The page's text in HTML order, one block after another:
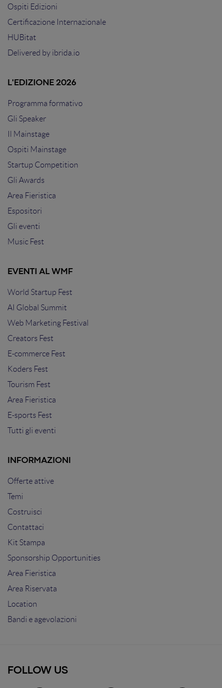
Ospiti Edizioni
Certificazione Internazionale
HUBitat
Delivered by ibrida.io
L'EDIZIONE 2026
Programma formativo
Gli Speaker
Il Mainstage
Ospiti Mainstage
Startup Competition
Gli Awards
Area Fieristica
Espositori
Gli eventi
Music Fest
EVENTI AL WMF
World Startup Fest
AI Global Summit
Web Marketing Festival
Creators Fest
E-commerce Fest
Koders Fest
Tourism Fest
Area Fieristica
E-sports Fest
Tutti gli eventi
INFORMAZIONI
Offerte attive
Temi
Costruisci
Contattaci
Kit Stampa
Sponsorship Opportunities
Area Fieristica
Area Riservata
Location
Bandi e agevolazioni
FOLLOW US